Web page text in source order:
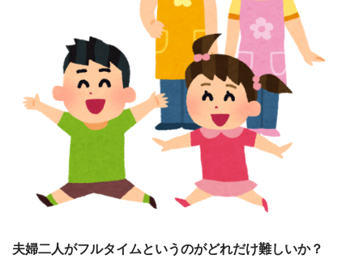
夫婦二人がフルタイムというのがどれだけ難しいか？